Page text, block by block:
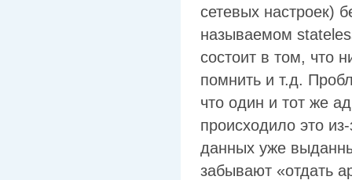
сетевых настроек)
называемом
состоит в том, что
помнить и т.д.
что один и тот же
происходило это
данных уже
забывают «отдать